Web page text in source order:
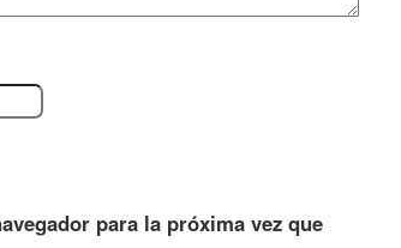
para la próxima vez que